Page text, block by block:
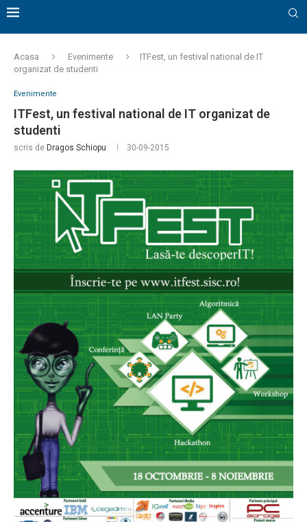
Acasa Evenimente
ITFest, un festival national de IT
organizat de studenti
Evenimente
ITFest, un festival national de IT organizat de
studenti
scris de Dragos Schiopu 30-09-2015